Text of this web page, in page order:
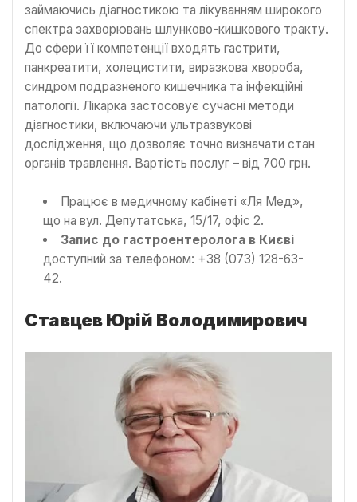
займаючись діагностикою та лікуванням широкого
спектра захворювань шлунково-кишкового тракту.
До сфери її компетенції входять гастрити,
панкреатити, холецистити, виразкова хвороба,
синдром подразненого кишечника та інфекційні
патології. Лікарка застосовує сучасні методи
діагностики, включаючи ультразвукові
дослідження, що дозволяє точно визначати стан
органів травлення. Вартість послуг – від 700 грн.
Працює в медичному кабінеті «Ля Мед»,
що на вул. Депутатська, 15/17, офіс 2.
Запис до гастроентеролога в Києві
доступний за телефоном: +38 (073) 128-63-
42.
Ставцев Юрій Володимирович